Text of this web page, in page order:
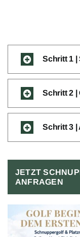
Schritt 1 |
Schritt 2 |
Schritt 3 |
JETZT
ANFRAGEN